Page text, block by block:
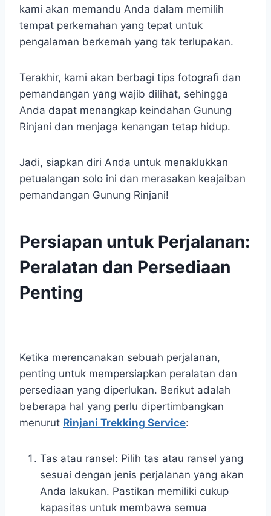
kami akan memandu Anda dalam memilih
tempat perkemahan yang tepat untuk
pengalaman berkemah yang tak terlupakan.
Terakhir, kami akan berbagi tips fotografi dan
pemandangan yang wajib dilihat, sehingga
Anda dapat menangkap keindahan Gunung
Rinjani dan menjaga kenangan tetap hidup.
Jadi, siapkan diri Anda untuk menaklukkan
petualangan solo ini dan merasakan keajaiban
pemandangan Gunung Rinjani!
Persiapan untuk Perjalanan:
Peralatan dan Persediaan
Penting
Ketika merencanakan sebuah perjalanan,
penting untuk mempersiapkan peralatan dan
persediaan yang diperlukan. Berikut adalah
beberapa hal yang perlu dipertimbangkan
menurut Rinjani Trekking Service:
Tas atau ransel: Pilih tas atau ransel yang
sesuai dengan jenis perjalanan yang akan
Anda lakukan. Pastikan memiliki cukup
kapasitas untuk membawa semua